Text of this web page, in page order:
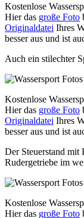
Kostenlose
Hier das große Foto
Originaldatei Ihres
besser aus und ist
Auch ein stilechter
Kostenlose
Hier das große Foto
Originaldatei Ihres
besser aus und ist
Der Steuerstand mit
Rudergetriebe im
Kostenlose
Hier das große Foto